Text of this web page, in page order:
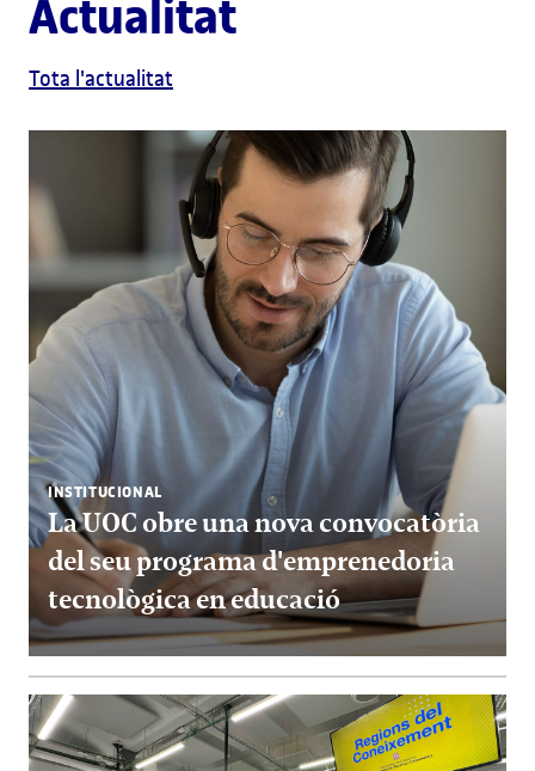
Actualitat
Tota l'actualitat
INSTITUCIONAL
La UOC obre una nova convocatòria
del seu programa d'emprenedoria
tecnològica en educació